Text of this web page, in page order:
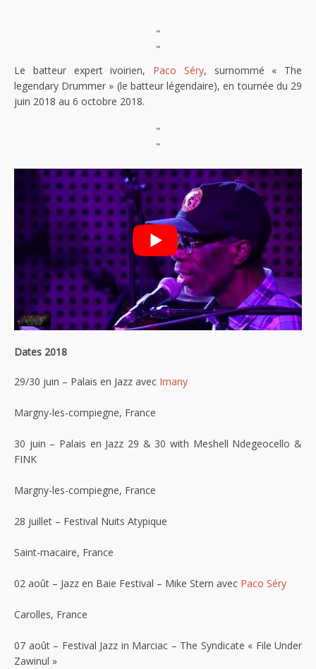
"
"
Le batteur expert ivoirien, Paco Séry, surnommé « The
legendary Drummer » (le batteur légendaire), en tournée du 29
juin 2018 au 6 octobre 2018.
"
"
Dates 2018
29/30 juin – Palais en Jazz avec Imany
Margny-les-compiegne, France
30 juin – Palais en Jazz 29 & 30 with Meshell Ndegeocello &
FINK
Margny-les-compiegne, France
28 juillet – Festival Nuits Atypique
Saint-macaire, France
02 août – Jazz en Baie Festival – Mike Stern avec Paco Séry
Carolles, France
07 août – Festival Jazz in Marciac – The Syndicate « File Under
Zawinul »